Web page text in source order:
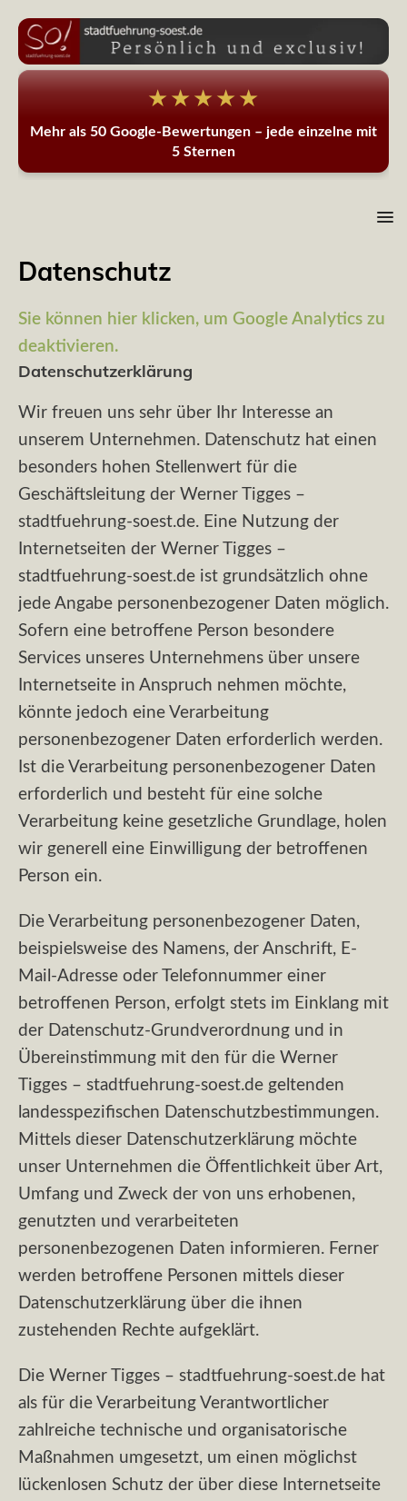
★★★★★
Mehr als 50 Google-Bewertungen – jede einzelne mit
5 Sternen
Datenschutz
Sie können hier klicken, um Google Analytics zu
deaktivieren.
Datenschutzerklärung
Wir freuen uns sehr über Ihr Interesse an
unserem Unternehmen. Datenschutz hat einen
besonders hohen Stellenwert für die
Geschäftsleitung der Werner Tigges –
stadtfuehrung-soest.de. Eine Nutzung der
Internetseiten der Werner Tigges –
stadtfuehrung-soest.de ist grundsätzlich ohne
jede Angabe personenbezogener Daten möglich.
Sofern eine betroffene Person besondere
Services unseres Unternehmens über unsere
Internetseite in Anspruch nehmen möchte,
könnte jedoch eine Verarbeitung
personenbezogener Daten erforderlich werden.
Ist die Verarbeitung personenbezogener Daten
erforderlich und besteht für eine solche
Verarbeitung keine gesetzliche Grundlage, holen
wir generell eine Einwilligung der betroffenen
Person ein.
Die Verarbeitung personenbezogener Daten,
beispielsweise des Namens, der Anschrift, E-
Mail-Adresse oder Telefonnummer einer
betroffenen Person, erfolgt stets im Einklang mit
der Datenschutz-Grundverordnung und in
Übereinstimmung mit den für die Werner
Tigges – stadtfuehrung-soest.de geltenden
landesspezifischen Datenschutzbestimmungen.
Mittels dieser Datenschutzerklärung möchte
unser Unternehmen die Öffentlichkeit über Art,
Umfang und Zweck der von uns erhobenen,
genutzten und verarbeiteten
personenbezogenen Daten informieren. Ferner
werden betroffene Personen mittels dieser
Datenschutzerklärung über die ihnen
zustehenden Rechte aufgeklärt.
Die Werner Tigges – stadtfuehrung-soest.de hat
als für die Verarbeitung Verantwortlicher
zahlreiche technische und organisatorische
Maßnahmen umgesetzt, um einen möglichst
lückenlosen Schutz der über diese Internetseite